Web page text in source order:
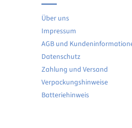
Über uns
Impressum
AGB und
Datenschutz
Zahlung und Versand
Verpackungshinweise
Batteriehinweis